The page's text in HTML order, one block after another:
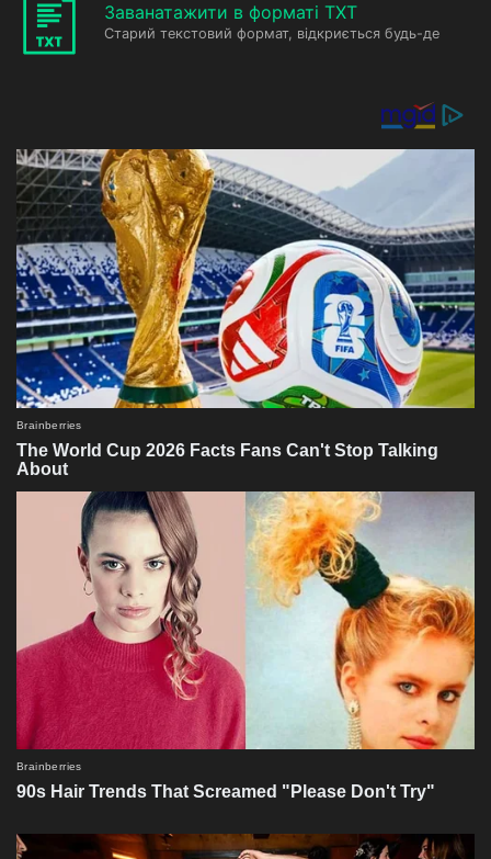
Заванатажити в форматі TXT
Старий текстовий формат, відкриється будь-де